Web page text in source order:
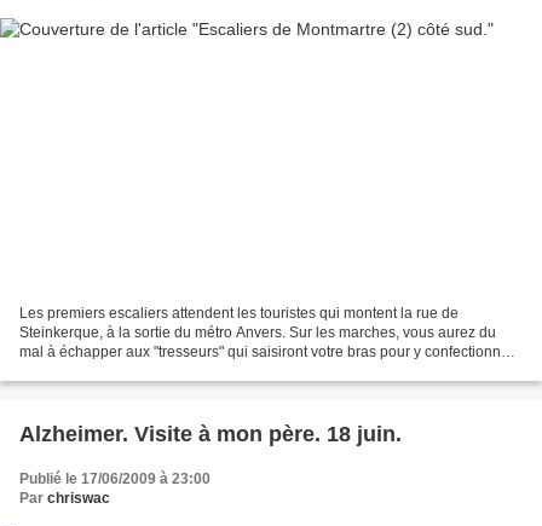
Les premiers escaliers attendent les touristes qui montent la rue de
Steinkerque, à la sortie du métro Anvers. Sur les marches, vous aurez du
mal à échapper aux "tresseurs" qui saisiront votre bras pour y confectionner
Alzheimer. Visite à mon père. 18 juin.
Publié le 17/06/2009 à 23:00
Par chriswac